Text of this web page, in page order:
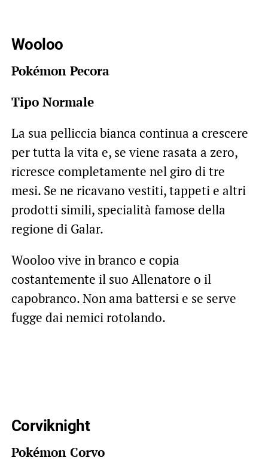
Wooloo
Pokémon Pecora
Tipo Normale
La sua pelliccia bianca continua a crescere
per tutta la vita e, se viene rasata a zero,
ricresce completamente nel giro di tre
mesi. Se ne ricavano vestiti, tappeti e altri
prodotti simili, specialità famose della
regione di Galar.
Wooloo vive in branco e copia
costantemente il suo Allenatore o il
capobranco. Non ama battersi e se serve
fugge dai nemici rotolando.
Corviknight
Pokémon Corvo